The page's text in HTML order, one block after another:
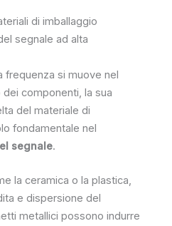
di imballaggio
segnale ad alta
frequenza si muove nel
componenti, la sua
del materiale di
fondamentale nel
segnale.
la ceramica o la plastica,
e dispersione del
metallici possono indurre